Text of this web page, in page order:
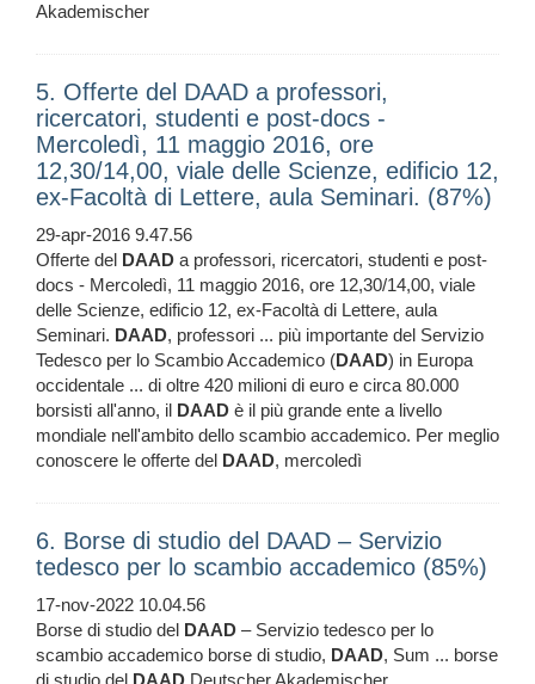
Akademischer
5. Offerte del DAAD a professori,
ricercatori, studenti e post-docs -
Mercoledì, 11 maggio 2016, ore
12,30/14,00, viale delle Scienze, edificio 12,
ex-Facoltà di Lettere, aula Seminari. (87%)
29-apr-2016 9.47.56
Offerte del DAAD a professori, ricercatori, studenti e post-
docs - Mercoledì, 11 maggio 2016, ore 12,30/14,00, viale
delle Scienze, edificio 12, ex-Facoltà di Lettere, aula
Seminari. DAAD, professori ... più importante del Servizio
Tedesco per lo Scambio Accademico (DAAD) in Europa
occidentale ... di oltre 420 milioni di euro e circa 80.000
borsisti all'anno, il DAAD è il più grande ente a livello
mondiale nell'ambito dello scambio accademico. Per meglio
conoscere le offerte del DAAD, mercoledì
6. Borse di studio del DAAD – Servizio
tedesco per lo scambio accademico (85%)
17-nov-2022 10.04.56
Borse di studio del DAAD – Servizio tedesco per lo
scambio accademico borse di studio, DAAD, Sum ... borse